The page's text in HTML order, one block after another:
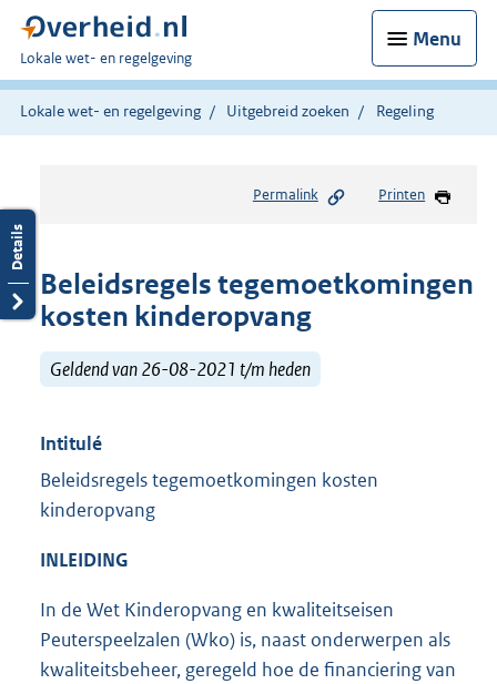
Menu
U
bent
hier:
Lokale wet- en regelgeving
Lokale wet- en regelgeving Uitgebreid zoeken Regeling
Permalink Printen
Beleidsregels tegemoetkomingen
kosten kinderopvang
Geldend van 26-08-2021 t/m heden
Intitulé
Beleidsregels tegemoetkomingen kosten
kinderopvang
INLEIDING
In de Wet Kinderopvang en kwaliteitseisen
Peuterspeelzalen (Wko) is, naast onderwerpen als
kwaliteitsbeheer, geregeld hoe de financiering van